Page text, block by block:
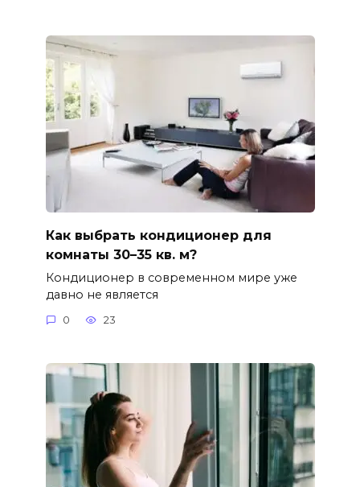
Как выбрать кондиционер для
комнаты 30–35 кв. м?
Кондиционер в современном мире уже
давно не является
0 23